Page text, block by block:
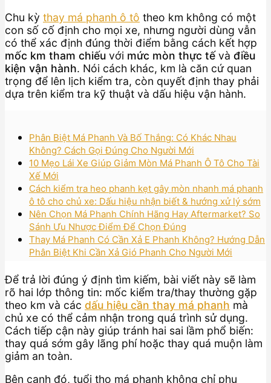
Chu kỳ thay má phanh ô tô theo km không có một
con số cố định cho mọi xe, nhưng người dùng vẫn
có thể xác định đúng thời điểm bằng cách kết hợp
mốc km tham chiếu với mức mòn thực tếvà điều
kiện vận hành. Nói cách khác, km là căn cứ quan
trọng để lên lịch kiểm tra, còn quyết định thay phải
dựa trên kiểm tra kỹ thuật và dấu hiệu vận hành.
Phân Biệt Má Phanh Và Bố Thắng: Có Khác Nhau
Không? Cách Gọi Đúng Cho Người Mới
10 Mẹo Lái Xe Giúp Giảm Mòn Má Phanh Ô Tô Cho Tài
Xế Mới
Cách kiểm tra heo phanh kẹt gây mòn nhanh má phanh
ô tô cho chủ xe: Dấu hiệu nhận biết & hướng xử lý sớm
Nên Chọn Má Phanh Chính Hãng Hay Aftermarket? So
Sánh Ưu Nhược Điểm Để Chọn Đúng
Thay Má Phanh Có Cần Xả E Phanh Không? Hướng Dẫn
Phân Biệt Khi Cần Xả Gió Phanh Cho Người Mới
Để trả lời đúng ý định tìm kiếm, bài viết này sẽ làm
rõ hai lớp thông tin: mốc kiểm tra/thay thường gặp
theo km và các dấu hiệu cần thay má phanh mà
chủ xe có thể cảm nhận trong quá trình sử dụng.
Cách tiếp cận này giúp tránh hai sai lầm phổ biến:
thay quá sớm gây lãng phí hoặc thay quá muộn làm
giảm an toàn.
Bên cạnh đó, tuổi thọ má phanh không chỉ phụ